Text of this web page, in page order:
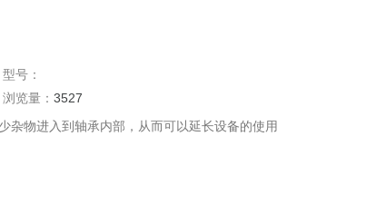
型号：
浏览量： 3527
杂物进入到轴承内部，从而可以延长设备的使用